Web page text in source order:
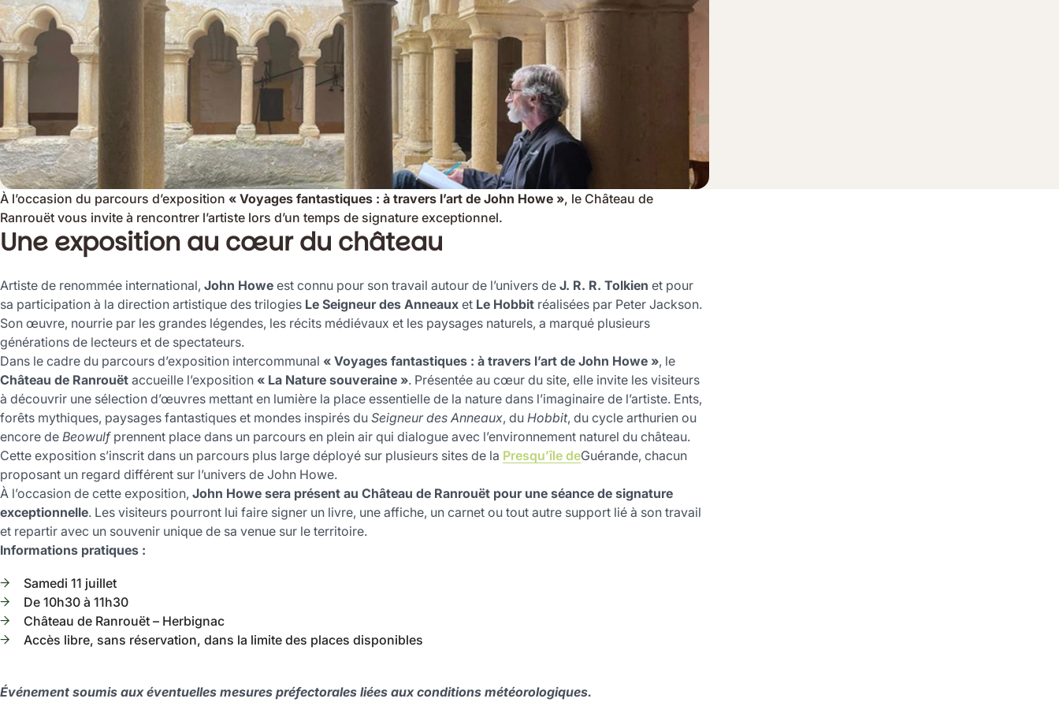
À l’occasion du parcours d’exposition « Voyages fantastiques : à travers l’art de John Howe », le Château de
Ranrouët vous invite à rencontrer l’artiste lors d’un temps de signature exceptionnel.
Une exposition au cœur du château
Artiste de renommée international, John Howe est connu pour son travail autour de l’univers de J. R. R. Tolkien et pour
sa participation à la direction artistique des trilogies Le Seigneur des Anneaux et Le Hobbit réalisées par Peter Jackson.
Son œuvre, nourrie par les grandes légendes, les récits médiévaux et les paysages naturels, a marqué plusieurs
générations de lecteurs et de spectateurs.
Dans le cadre du parcours d’exposition intercommunal « Voyages fantastiques : à travers l’art de John Howe », le
Château de Ranrouët accueille l’exposition « La Nature souveraine ». Présentée au cœur du site, elle invite les visiteurs
à découvrir une sélection d’œuvres mettant en lumière la place essentielle de la nature dans l’imaginaire de l’artiste. Ents,
forêts mythiques, paysages fantastiques et mondes inspirés du Seigneur des Anneaux, du Hobbit, du cycle arthurien ou
encore de Beowulfprennent place dans un parcours en plein air qui dialogue avec l’environnement naturel du château.
Cette exposition s’inscrit dans un parcours plus large déployé sur plusieurs sites de la Presqu’île deGuérande, chacun
proposant un regard différent sur l’univers de John Howe.
À l’occasion de cette exposition, John Howe sera présent au Château de Ranrouët pour une séance de signature
exceptionnelle. Les visiteurs pourront lui faire signer un livre, une affiche, un carnet ou tout autre support lié à son travail
et repartir avec un souvenir unique de sa venue sur le territoire.
Informations pratiques :
Samedi 11 juillet
De 10h30 à 11h30
Château de Ranrouët – Herbignac
Accès libre, sans réservation, dans la limite des places disponibles
Événement soumis aux éventuelles mesures préfectorales liées aux conditions météorologiques.